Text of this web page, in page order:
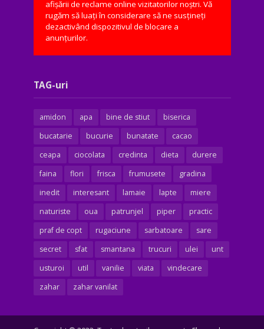
afișării de reclame online vizitatorilor noștri. Vă
rugăm să luați în considerare să ne susțineți
dezactivând dispozitivul de blocare a
anunțurilor.
TAG-uri
amidon apa bine de stiut
biserica
bucatarie
bucurie bunatate
cacao
ceapa
ciocolata credinta dieta
durere
faina
flori frisca frumusete
gradina
inedit
interesant lamaie lapte
miere
naturiste
oua patrunjel piper
practic
praf de copt
rugaciune sarbatoare
sare
secret
sfat smantana trucuri ulei
unt
usturoi
util vanilie viata
vindecare
zahar
zahar vanilat